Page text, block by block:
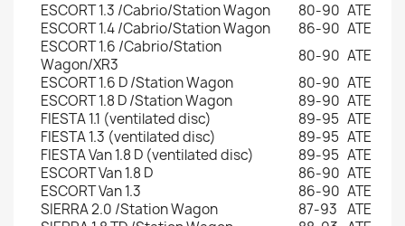
ESCORT 1.3 /Cabrio/Station Wagon
80-90 ATE
ESCORT 1.4 /Cabrio/Station Wagon
86-90 ATE
ESCORT 1.6 /Cabrio/Station
Wagon/XR3
80-90 ATE
ESCORT 1.6 D /Station Wagon
80-90 ATE
ESCORT 1.8 D /Station Wagon
89-90 ATE
FIESTA 1.1 (ventilated disc)
89-95 ATE
FIESTA 1.3 (ventilated disc)
89-95 ATE
FIESTA Van 1.8 D (ventilated disc)
89-95 ATE
ESCORT Van 1.8 D
86-90 ATE
ESCORT Van 1.3
86-90 ATE
SIERRA 2.0 /Station Wagon
87-93 ATE